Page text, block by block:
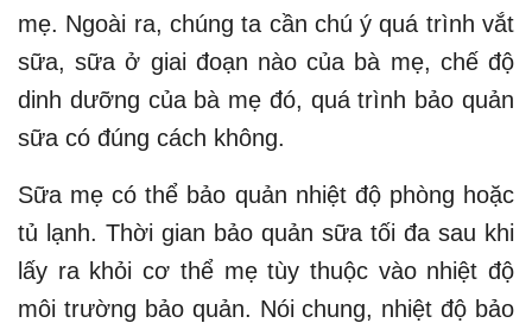
mẹ. Ngoài ra, chúng ta cần chú ý quá trình vắt
sữa, sữa ở giai đoạn nào của bà mẹ, chế độ
dinh dưỡng của bà mẹ đó, quá trình bảo quản
sữa có đúng cách không.
Sữa mẹ có thể bảo quản nhiệt độ phòng hoặc
tủ lạnh. Thời gian bảo quản sữa tối đa sau khi
lấy ra khỏi cơ thể mẹ tùy thuộc vào nhiệt độ
môi trường bảo quản. Nói chung, nhiệt độ bảo